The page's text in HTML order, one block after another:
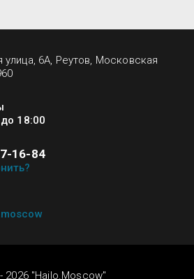
улица, 6А, Реутов, Московская
18:00
16-84
2026 "Hailo.Moscow"